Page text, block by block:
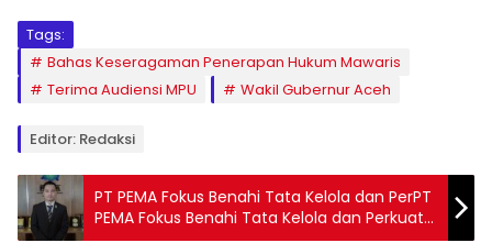
Tags:
Bahas Keseragaman Penerapan Hukum Mawaris
Terima Audiensi MPU
Wakil Gubernur Aceh
Editor: Redaksi
PT PEMA Fokus Benahi Tata Kelola dan PerPT
PEMA Fokus Benahi Tata Kelola dan Perkuat